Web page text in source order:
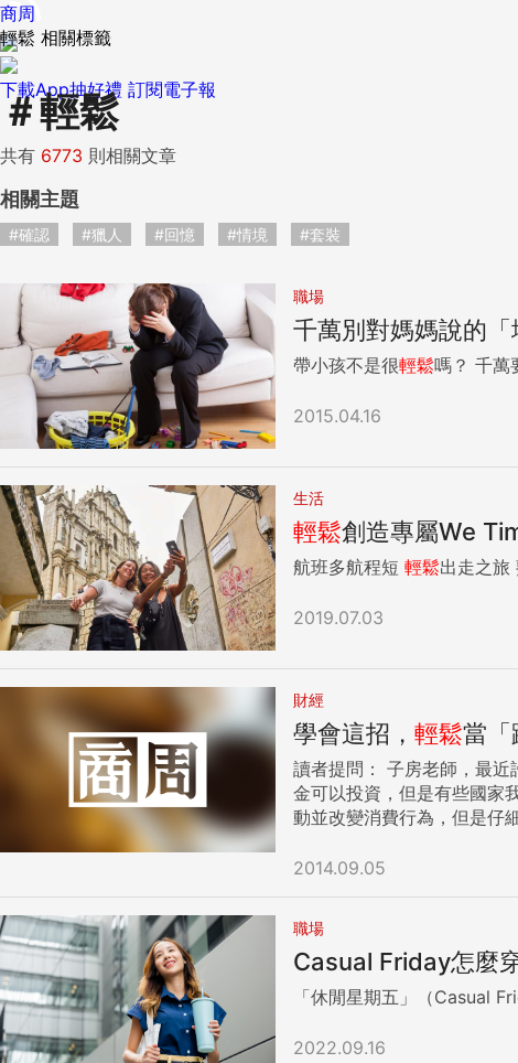
下載App抽好禮 訂閱電子報
商周
輕鬆 相關標籤
＃輕鬆
共有 6773 則相關文章
相關主題
#確認 #獵人 #回憶 #情境 #套裝
職場
千萬別對媽媽說的
帶小孩不是很輕鬆 嗎？
2015.04.16
生活
輕鬆創造專屬We
航班多航程短 輕鬆
2019.07.03
財經
學會這招， 輕鬆當「
讀者提問： 子房老師，最近許多朋友邀請我去聽海外不動產投資說明會，現場漂亮的物件照片與模型，相對親民的房價，讓人相當心動。雖然我的確有資
金可以投資，但是有些國家我其實
動並改變消費行為，但是仔細思考都有脈絡可循。 比如說，中秋節到了，各大超市賣
前打對台，「一家烤肉萬家
縮，腦筋動得快的業者早就
交易規模2.3兆的2%，如果要稱為「潮流」還有不少成長空間。
大等海外不動產似乎已成
將近200個國家，為什麼只有這幾個國家值得投資？ 從專業投資法人的觀點
2014.09.05
職場
Casual Friday怎麼
「休閒星期五」（Casual
2022.09.16